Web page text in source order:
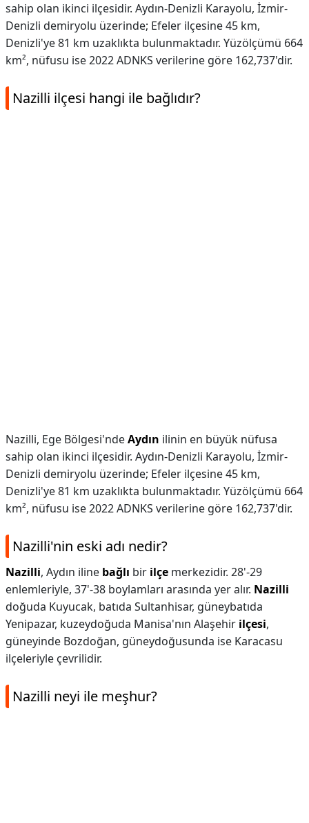
sahip olan ikinci ilçesidir. Aydın-Denizli Karayolu, İzmir-
Denizli demiryolu üzerinde; Efeler ilçesine 45 km,
Denizli'ye 81 km uzaklıkta bulunmaktadır. Yüzölçümü 664
km², nüfusu ise 2022 ADNKS verilerine göre 162,737'dir.
Nazilli ilçesi hangi ile bağlıdır?
Nazilli, Ege Bölgesi'ndeAydın ilinin en büyük nüfusa
sahip olan ikinci ilçesidir. Aydın-Denizli Karayolu, İzmir-
Denizli demiryolu üzerinde; Efeler ilçesine 45 km,
Denizli'ye 81 km uzaklıkta bulunmaktadır. Yüzölçümü 664
km², nüfusu ise 2022 ADNKS verilerine göre 162,737'dir.
Nazilli'nin eski adı nedir?
Nazilli, Aydın iline bağlı bir ilçe merkezidir. 28'-29
enlemleriyle, 37'-38 boylamları arasında yer alır. Nazilli
doğuda Kuyucak, batıda Sultanhisar, güneybatıda
Yenipazar, kuzeydoğuda Manisa'nın Alaşehir ilçesi,
güneyinde Bozdoğan, güneydoğusunda ise Karacasu
ilçeleriyle çevrilidir.
Nazilli neyi ile meşhur?